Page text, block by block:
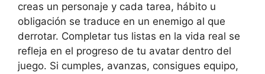
creas un personaje y cada tarea, hábito u
obligación se traduce en un enemigo al que
derrotar. Completar tus listas en la vida real se
refleja en el progreso de tu avatar dentro del
juego. Si cumples, avanzas, consigues equipo,